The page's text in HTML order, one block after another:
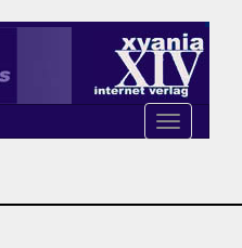
Toggle
navigation